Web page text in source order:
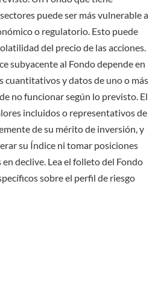
puede ser más vulnerable a
o regulatorio. Esto puede
del precio de las acciones.
subyacente al Fondo depende en
cuantitativos y datos de uno o más
no funcionar según lo previsto. El
incluidos o representativos de
de su mérito de inversión, y
su Índice ni tomar posiciones
declive. Lea el folleto del Fondo
sobre el perfil de riesgo